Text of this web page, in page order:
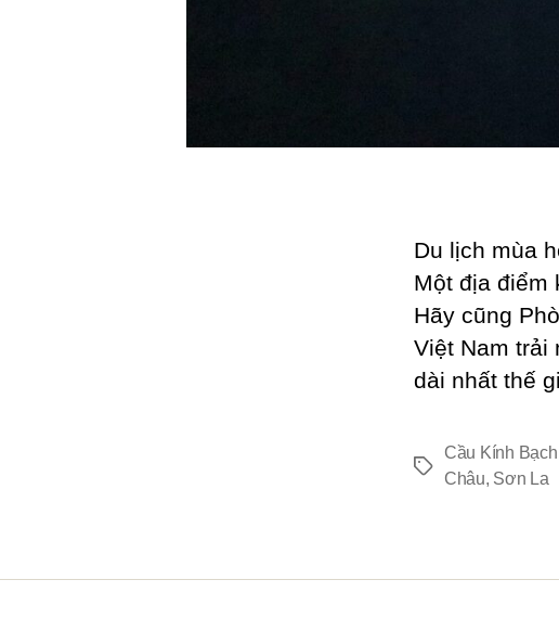
Du lịch mùa
Một địa điểm
Hãy cũng
Việt Nam trải
dài nhất thế
Thẻ
Cầu Kính
Châu, Sơn La